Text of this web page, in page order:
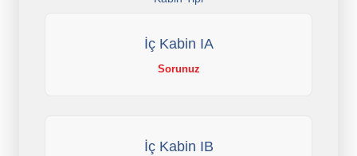
İç Kabin IA
Sorunuz
İç Kabin IB